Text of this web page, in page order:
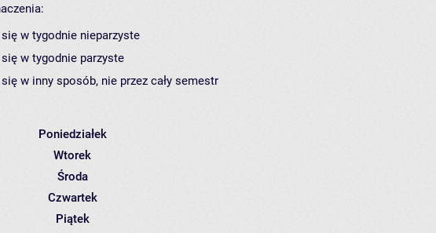
w tygodnie nieparzyste
w tygodnie parzyste
w inny sposób, nie przez cały semestr
Poniedziałek
Wtorek
Środa
Czwartek
Piątek